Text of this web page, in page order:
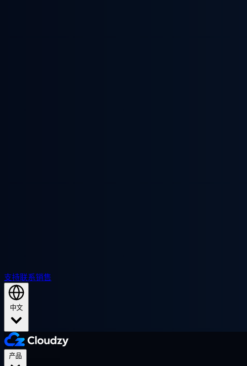
支持联系销售
中文